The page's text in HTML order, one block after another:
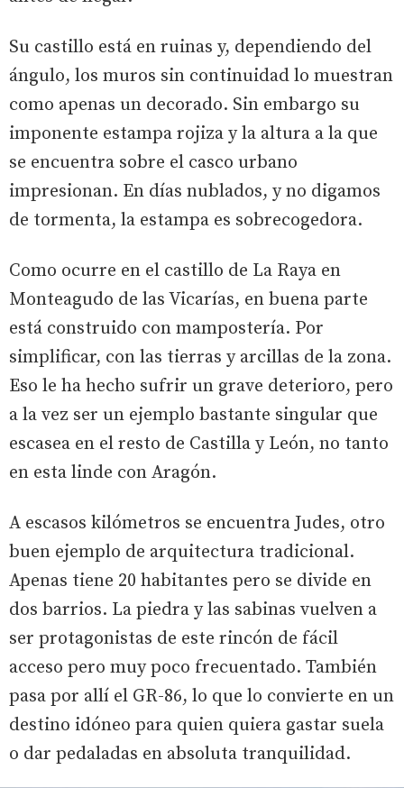
Su castillo está en ruinas y, dependiendo del
ángulo, los muros sin continuidad lo muestran
como apenas un decorado. Sin embargo su
imponente estampa rojiza y la altura a la que
se encuentra sobre el casco urbano
impresionan. En días nublados, y no digamos
de tormenta, la estampa es sobrecogedora.
Como ocurre en el castillo de La Raya en
Monteagudo de las Vicarías, en buena parte
está construido con mampostería. Por
simplificar, con las tierras y arcillas de la zona.
Eso le ha hecho sufrir un grave deterioro, pero
a la vez ser un ejemplo bastante singular que
escasea en el resto de Castilla y León, no tanto
en esta linde con Aragón.
A escasos kilómetros se encuentra Judes, otro
buen ejemplo de arquitectura tradicional.
Apenas tiene 20 habitantes pero se divide en
dos barrios. La piedra y las sabinas vuelven a
ser protagonistas de este rincón de fácil
acceso pero muy poco frecuentado. También
pasa por allí el GR-86, lo que lo convierte en un
destino idóneo para quien quiera gastar suela
o dar pedaladas en absoluta tranquilidad.